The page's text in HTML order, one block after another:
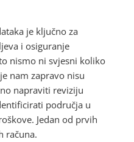
je ključno za
i osiguranje
nismo ni svjesni koliko
nam zapravo nisu
napraviti reviziju
područja u
Jedan od prvih
računa.